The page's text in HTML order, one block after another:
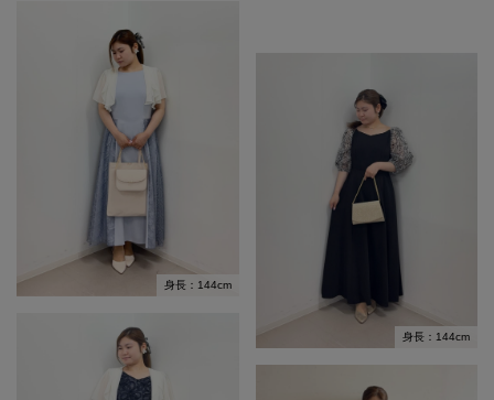
身長：144cm
身長：144cm